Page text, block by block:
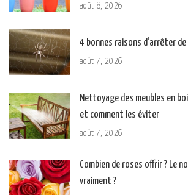
août 8, 2026
4 bonnes raisons d’arrêter
août 7, 2026
Nettoyage des meubles en
et comment les éviter
août 7, 2026
Combien de roses offrir ? Le
vraiment ?